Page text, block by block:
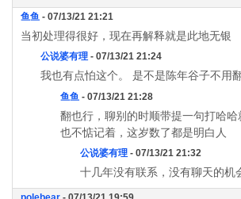
鱼鱼 - 07/13/21 21:21
当初处理得很好，现在再解释就是此地无银
公说婆有理 - 07/13/21 21:24
我也有点怕这个。 是不是陈年谷子不用
鱼鱼 - 07/13/21 21:28
翻也行，聊别的时顺带提一句打哈
也不惦记着，这岁数了都是明白人
公说婆有理 - 07/13/21 21:32
十几年没有联系，没有聊天的机